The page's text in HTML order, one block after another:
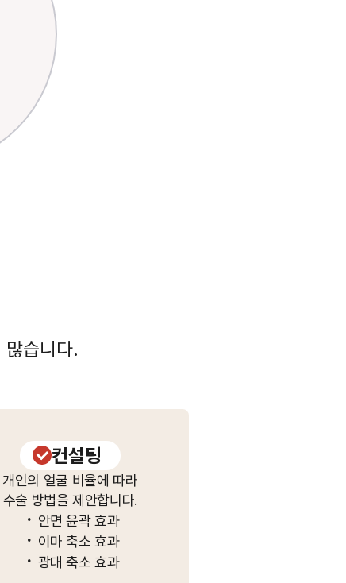
많습니다.
컨설팅
개인의 얼굴 비율에 따라
수술 방법을 제안합니다.
· 안면 윤곽 효과
· 이마 축소 효과
· 광대 축소 효과